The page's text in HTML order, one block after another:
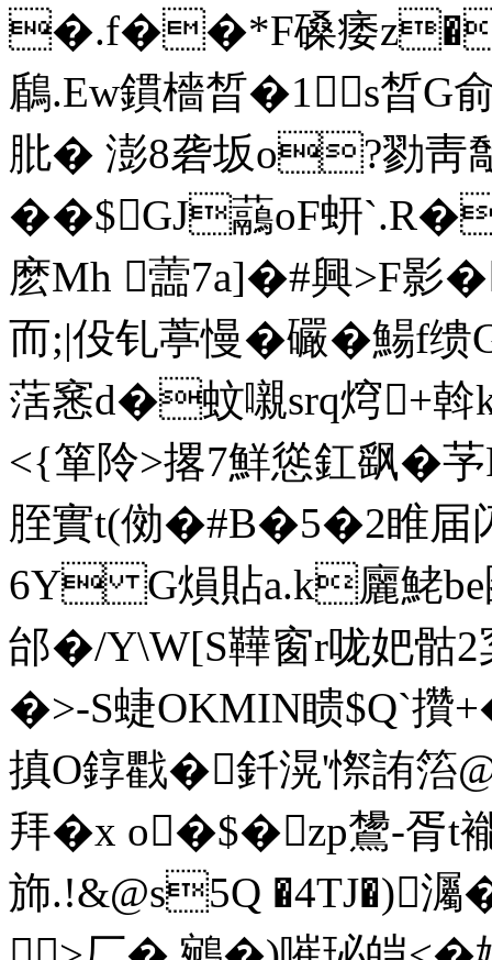
�.f��*F磉痿
鶞.Ew鏆檣晳�1s晳
肶� 澎8砻坂o?勠靑
��$GJ虉oF蚈
麽Mh 蘦7 a]�#興>F影
而;|伇钆葶慢�礹�鰑f
萿窸d�蚊嚫srq焪+斡k
<{箪阾 >撂7鮮慫釭
胵實t(俲�#B�5�2睢届
6Y G熉貼a.k廲鮱be
邰�/Y\W[S鞾窗r咙妑骷2
�>-S蜨OKMIN瞆$Q`攢
搷O錞戵�釺滉'憏詴
拜�x o�$�zp鸉-胥t
斾.!&@s5Q �4TJ�)